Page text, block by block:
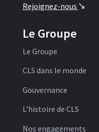
Rejoignez-nous '
Le Groupe
Le Groupe
CLS dans le monde
Gouvernance
L’histoire de CLS
Nos engagements